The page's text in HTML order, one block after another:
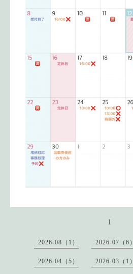
1
2026-08（1） 2026-07（6）
2026-04（5） 2026-03（1）